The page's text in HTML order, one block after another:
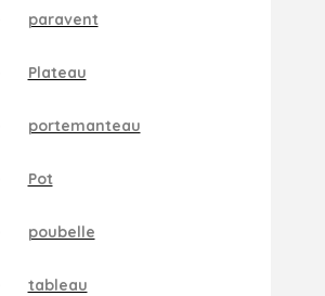
paravent
Plateau
portemanteau
Pot
poubelle
tableau